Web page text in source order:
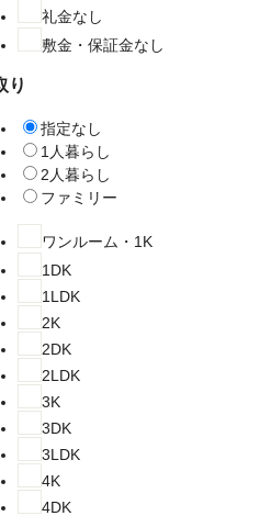
礼金なし
敷金・保証金なし
り
指定なし
1人暮らし
2人暮らし
ファミリー
ワンルーム・1K
1DK
1LDK
2K
2DK
2LDK
3K
3DK
3LDK
4K
4DK